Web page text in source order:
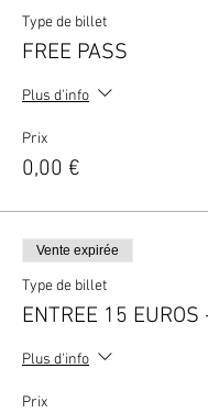
Type de billet
FREE PASS
Plus d'info
Prix
0,00 €
Vente expirée
Type de billet
ENTREE 15 EUROS
Plus d'info
Prix